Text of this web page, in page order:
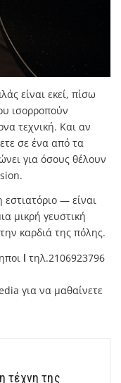
είναι εκεί, πίσω
ισορροπούν
τεχνική. Και αν
σε ένα από τα
για όσους θέλουν
— είναι
μικρή γευστική
καρδιά της πόλης.
l τηλ.2106923796
για να μαθαίνετε
τέχνη της